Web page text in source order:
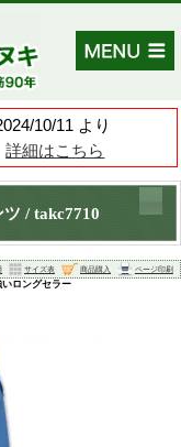
引き手数料は
ただきます
ツータックパ
ズ特徴